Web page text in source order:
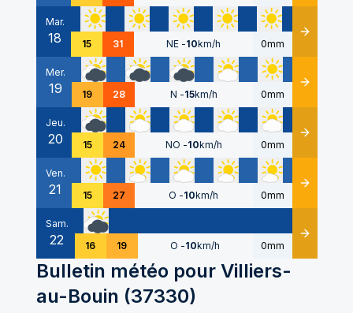
Mar.
18 15 31 NE -10km/h 0mm Détails
Mer.
19 19 28 N -15km/h 0mm Détails
Jeu.
20 15 24 NO -10km/h 0mm Détails
Ven.
21 15 27 O -10km/h 0mm Détails
Sam.
22 16 19 O -10km/h 0mm Détails
Bulletin météo pour Villiers-
au-Bouin (37330)